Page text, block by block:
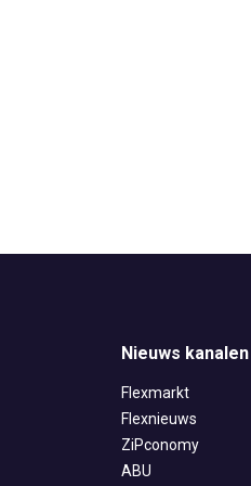
Nieuws kanalen
Flexmarkt
Flexnieuws
ZiPconomy
ABU